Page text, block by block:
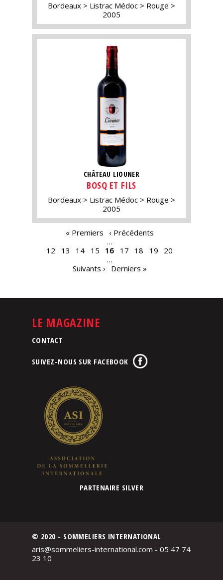
Bordeaux Listrac Médoc
Rouge
2005
CHÂTEAU LIOUNER
BOSQ ET FILS
Bordeaux Listrac Médoc
Rouge
2005
« Premiers
‹ Précédents
…
12
13 14 15 16 17 18 19
20
…
Suivants ›
Derniers »
LE MAGAZINE
CONTACT
SUIVEZ-NOUS SUR FACEBOOK
PARTENAIRE SILVER
© 2020 - SOMMELIERS INTERNATIONAL
aris@sommeliers-international.com - 05 47 74
23 10